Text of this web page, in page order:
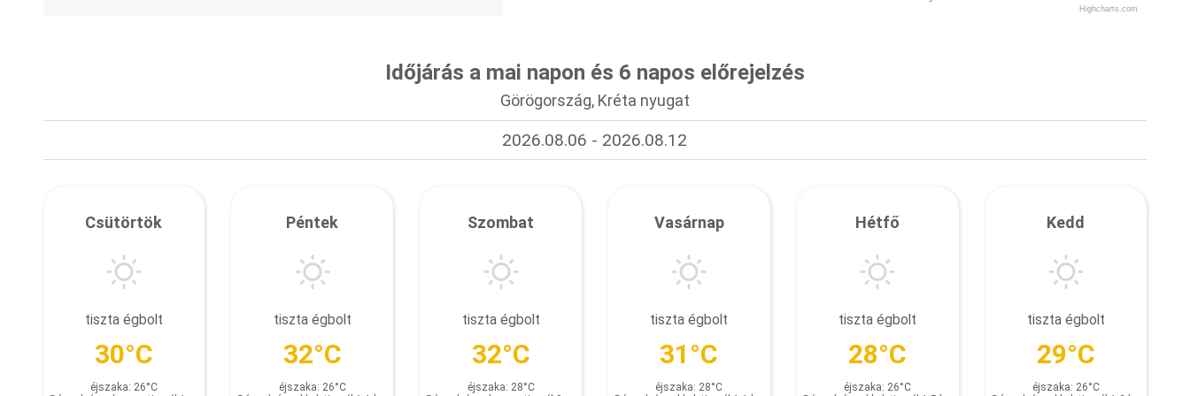
Highcharts.com
Időjárás a mai napon és 6 napos előrejelzés
Görögország, Kréta nyugat
2026.08.06 - 2026.08.12
Csütörtök
tiszta égbolt
30°C
éjszaka: 26°C
Péntek
tiszta égbolt
32°C
éjszaka: 26°C
Szombat
tiszta égbolt
32°C
éjszaka: 28°C
Vasárnap
tiszta égbolt
31°C
éjszaka: 28°C
Hétfő
tiszta égbolt
28°C
éjszaka: 26°C
Kedd
tiszta égbolt
29°C
éjszaka: 26°C